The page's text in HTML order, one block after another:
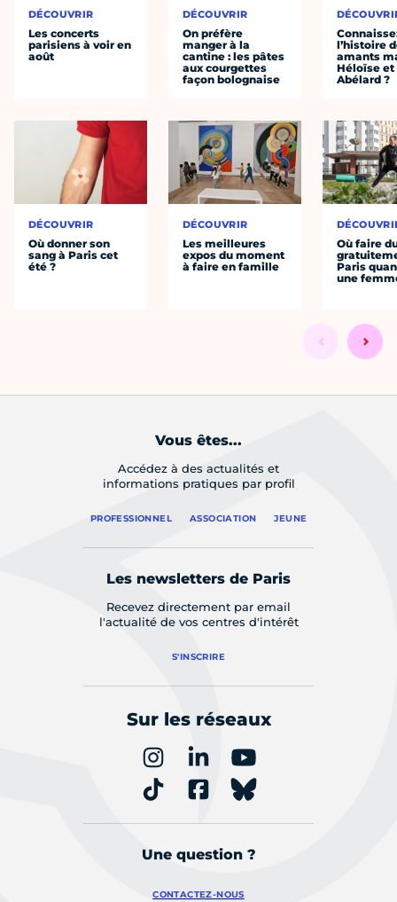
DÉCOUVRIR
Les concerts
parisiens à voir en
août
DÉCOUVRIR
Où donner son
sang à Paris cet
été ?
DÉCOUVRIR
On préfère
manger à la
cantine : les pâtes
aux courgettes
façon bolognaise
DÉCOUVRIR
Les meilleures
expos du moment
à faire en famille
l’histoire
amants
Héloïse et
Abélard ?
Où faire
Paris
une
Vous êtes...
Accédez à des actualités et
informations pratiques par profil
PROFESSIONNEL ASSOCIATION JEUNE
Les newsletters de Paris
Recevez directement par email
l'actualité de vos centres d'intérêt
S'INSCRIRE
Sur les réseaux
Une question ?
CONTACTEZ-NOUS